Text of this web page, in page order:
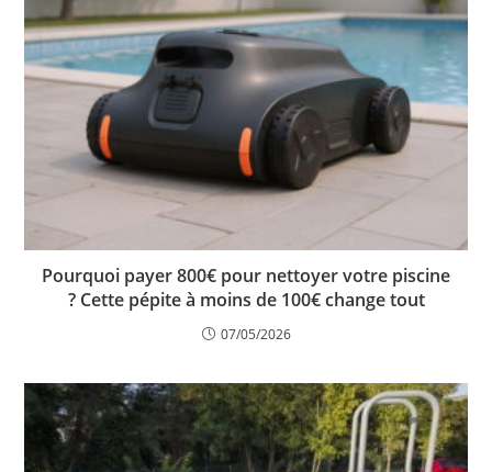
Pourquoi payer 800€ pour nettoyer votre piscine
? Cette pépite à moins de 100€ change tout
07/05/2026